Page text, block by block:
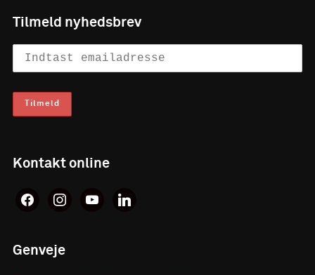
Tilmeld nyhedsbrev
Kontakt online
facebookinstagramyoutubelinkedin
Genveje